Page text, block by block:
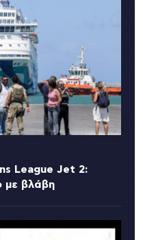
League Jet 2:
με βλάβη